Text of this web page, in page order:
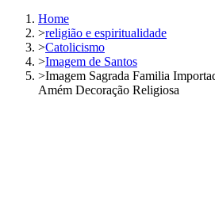
Home
>religião e espiritualidade
>Catolicismo
>Imagem de Santos
>Imagem Sagrada Familia
Amém Decoração Religiosa